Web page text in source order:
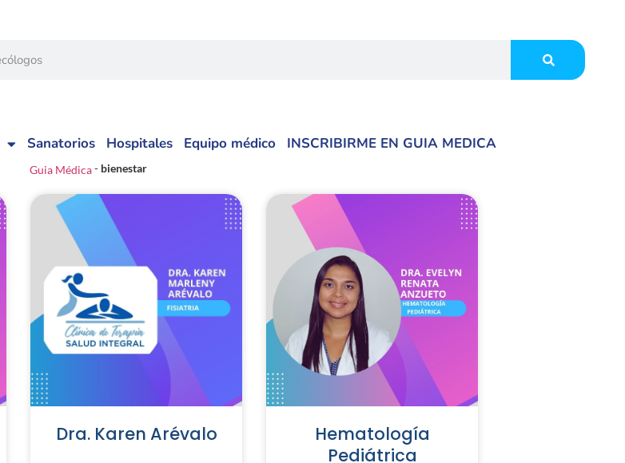
Sanatorios Hospitales Equipo médico INSCRIBIRME EN GUIA MEDICA
Guia Médica- bienestar
Dra. Karen Arévalo
Hematología
Pediátrica